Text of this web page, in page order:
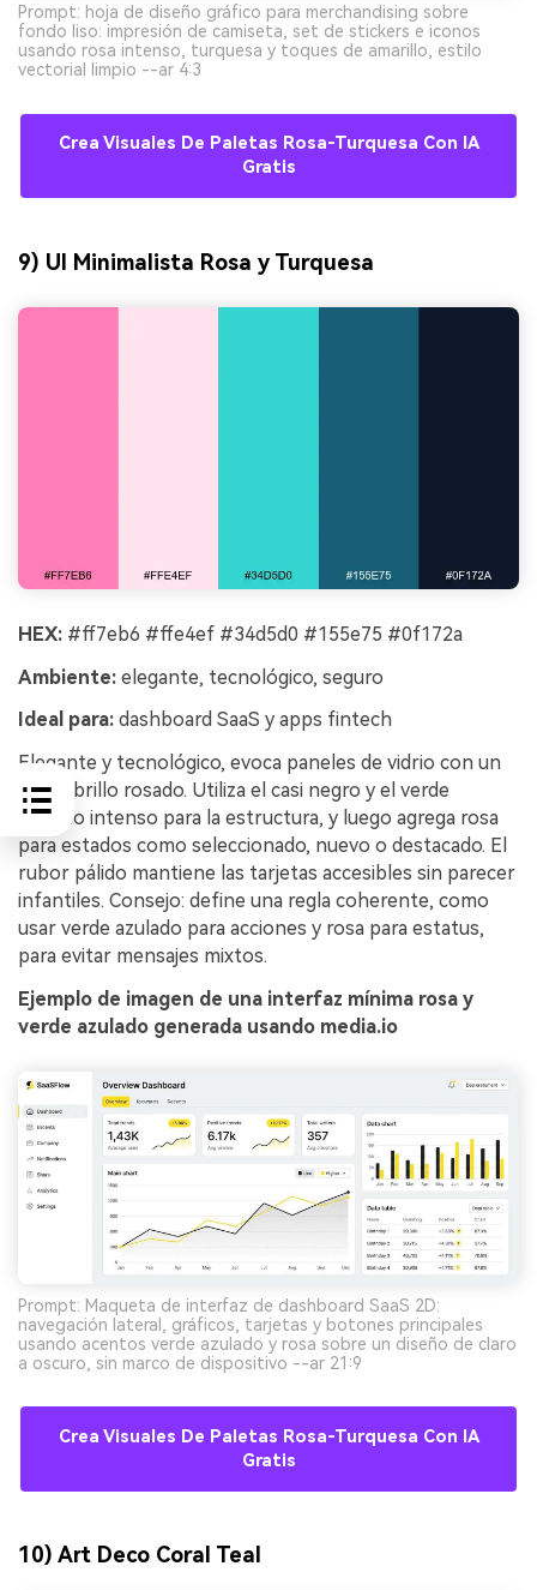
Prompt: hoja de diseño gráfico para merchandising sobre
fondo liso: impresión de camiseta, set de stickers e iconos
usando rosa intenso, turquesa y toques de amarillo, estilo
vectorial limpio --ar 4:3
Crea Visuales De Paletas Rosa-Turquesa Con IA
Gratis
9) UI Minimalista Rosa y Turquesa
HEX: #ff7eb6 #ffe4ef #34d5d0 #155e75 #0f172a
Ambiente: elegante, tecnológico, seguro
Ideal para: dashboard SaaS y apps fintech
Elegante y tecnológico, evoca paneles de vidrio con un
suave brillo rosado. Utiliza el casi negro y el verde
azulado intenso para la estructura, y luego agrega rosa
para estados como seleccionado, nuevo o destacado. El
rubor pálido mantiene las tarjetas accesibles sin parecer
infantiles. Consejo: define una regla coherente, como
usar verde azulado para acciones y rosa para estatus,
para evitar mensajes mixtos.
Ejemplo de imagen de una interfaz mínima rosa y
verde azulado generada usando media.io
Prompt: Maqueta de interfaz de dashboard SaaS 2D:
navegación lateral, gráficos, tarjetas y botones principales
usando acentos verde azulado y rosa sobre un diseño de claro
a oscuro, sin marco de dispositivo --ar 21:9
Crea Visuales De Paletas Rosa-Turquesa Con IA
Gratis
10) Art Deco Coral Teal